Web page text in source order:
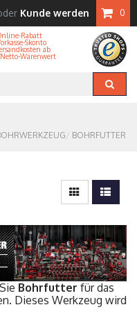
Kunde werden 0
Rabatt
Skonto
ab
Netto-Warenwert
BOHRFUTTER
Bohrfutter für das
Dieses Werkzeug wird